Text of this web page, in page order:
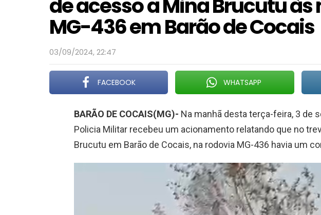
de acesso a Mina Brucutu
MG-436 em Barão de Cocais
03/09/2024, 22:47
FACEBOOK WHATSAPP
BARÃO DE COCAIS(MG)- Na manhã desta terça-feira, 3 de
Policia Militar recebeu um acionamento relatando que no
Brucutu em Barão de Cocais, na rodovia MG-436 havia um